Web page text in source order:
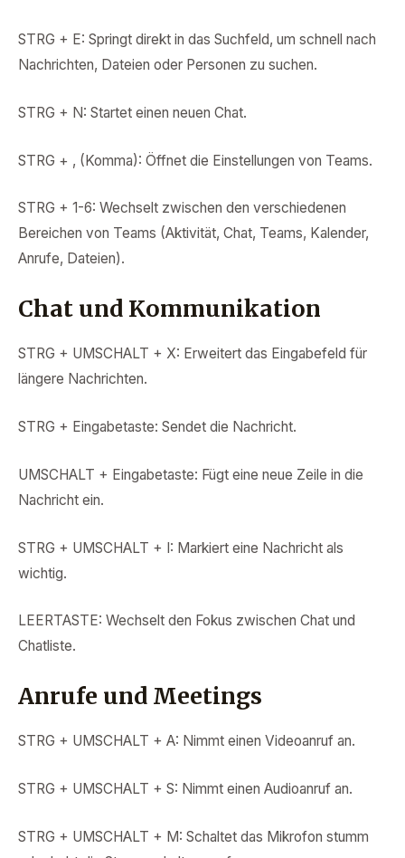
STRG + E: Springt direkt in das Suchfeld, um schnell nach
Nachrichten, Dateien oder Personen zu suchen.
STRG + N: Startet einen neuen Chat.
STRG + , (Komma): Öffnet die Einstellungen von Teams.
STRG + 1-6: Wechselt zwischen den verschiedenen
Bereichen von Teams (Aktivität, Chat, Teams, Kalender,
Anrufe, Dateien).
Chat und Kommunikation
STRG + UMSCHALT + X: Erweitert das Eingabefeld für
längere Nachrichten.
STRG + Eingabetaste: Sendet die Nachricht.
UMSCHALT + Eingabetaste: Fügt eine neue Zeile in die
Nachricht ein.
STRG + UMSCHALT + I: Markiert eine Nachricht als
wichtig.
LEERTASTE: Wechselt den Fokus zwischen Chat und
Chatliste.
Anrufe und Meetings
STRG + UMSCHALT + A: Nimmt einen Videoanruf an.
STRG + UMSCHALT + S: Nimmt einen Audioanruf an.
STRG + UMSCHALT + M: Schaltet das Mikrofon stumm